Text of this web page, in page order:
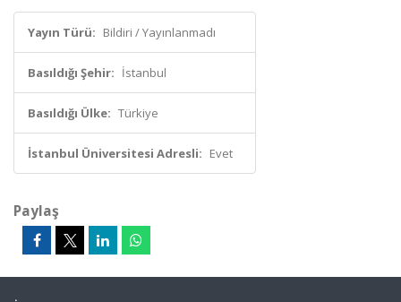
Yayın Türü: Bildiri / Yayınlanmadı
Basıldığı Şehir: İstanbul
Basıldığı Ülke: Türkiye
İstanbul Üniversitesi Adresli: Evet
Paylaş